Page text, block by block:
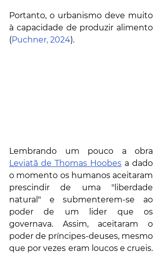
Portanto, o urbanismo deve muito
à capacidade de produzir alimento
(Puchner, 2024).
Leviatã de Thomas Hoobes a dado
o momento os humanos aceitaram
prescindir de uma "liberdade
natural" e submenterem-se ao
poder de um lider que os
governava. Assim, aceitaram o
poder de príncipes-deuses, mesmo
que por vezes eram loucos e crueis.